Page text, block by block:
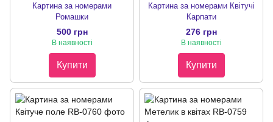
Картина за номерами
Ромашки
500 грн
В наявності
Купити
Картина за номерами Квітучі
Карпати
276 грн
В наявності
Купити